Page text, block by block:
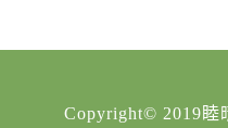
Copyright© 2019睦